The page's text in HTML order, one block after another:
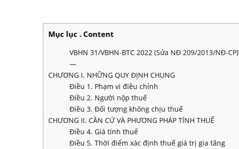
Mục lục . Content
VBHN 31/VBHN-BTC 2022 (Sửa NĐ 209/2013/NĐ-CP)
—
CHƯƠNG I. NHỮNG QUY ĐỊNH CHUNG
Điều 1. Phạm vi điều chỉnh
Điều 2. Người nộp thuế
Điều 3. Đối tượng không chịu thuế
CHƯƠNG II. CĂN CỨ VÀ PHƯƠNG PHÁP TÍNH THUẾ
Điều 4. Giá tính thuế
Điều 5. Thời điểm xác định thuế giá trị gia tăng